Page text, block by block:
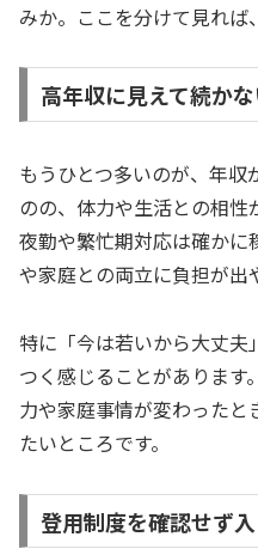
みか。ここを分けて見れば
高年収に見えて続か
もうひとつ多いのが、年収
のの、体力や生活との相性
夜勤や繁忙期対応は確か
や家庭との両立に負担が出
特に「今は若いから大丈夫
つく感じることがありま
力や家庭事情が変わった
たいところです。
登用制度を確認せず